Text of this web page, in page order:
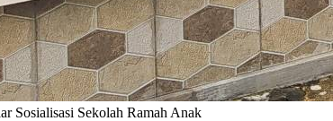
Sosialisasi Sekolah Ramah Anak